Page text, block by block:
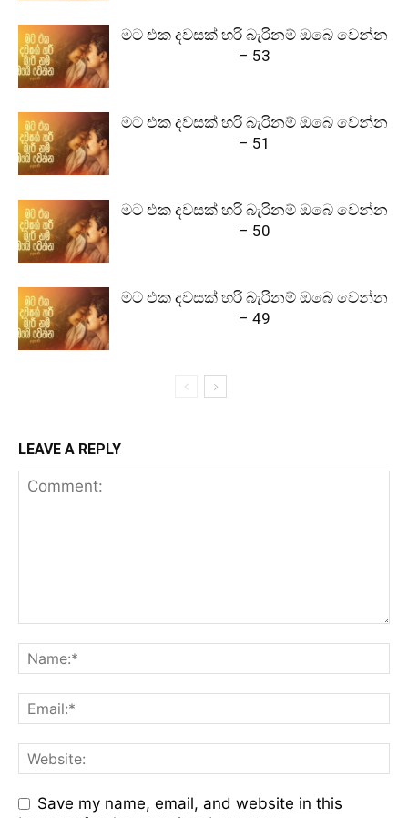
මට එක දවසක් හරි බැරිනම් ඔබෙ වෙන්න
– 53
මට එක දවසක් හරි බැරිනම් ඔබෙ වෙන්න
– 51
මට එක දවසක් හරි බැරිනම් ඔබෙ වෙන්න
– 50
මට එක දවසක් හරි බැරිනම් ඔබෙ වෙන්න
– 49
LEAVE A REPLY
Save my name, email, and website in this